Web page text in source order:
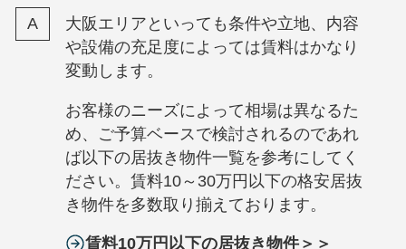
大阪エリアといっても条件や立地、内容
や設備の充足度によっては賃料はかなり
変動します。
お客様のニーズによって相場は異なるた
め、ご予算ベースで検討されるのであれ
ば以下の居抜き物件一覧を参考にしてく
ださい。賃料10～30万円以下の格安居抜
き物件を多数取り揃えております。
賃料10万円以下の居抜き物件＞＞